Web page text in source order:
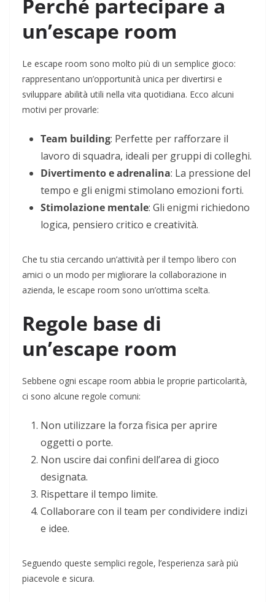
Perché partecipare a
un’escape room
Le escape room sono molto più di un semplice gioco:
rappresentano un’opportunità unica per divertirsi e
sviluppare abilità utili nella vita quotidiana. Ecco alcuni
motivi per provarle:
Team building: Perfette per rafforzare il
lavoro di squadra, ideali per gruppi di colleghi.
Divertimento e adrenalina: La pressione del
tempo e gli enigmi stimolano emozioni forti.
Stimolazione mentale: Gli enigmi richiedono
logica, pensiero critico e creatività.
Che tu stia cercando un’attività per il tempo libero con
amici o un modo per migliorare la collaborazione in
azienda, le escape room sono un’ottima scelta.
Regole base di
un’escape room
Sebbene ogni escape room abbia le proprie particolarità,
ci sono alcune regole comuni:
Non utilizzare la forza fisica per aprire
oggetti o porte.
Non uscire dai confini dell’area di gioco
designata.
Rispettare il tempo limite.
Collaborare con il team per condividere indizi
e idee.
Seguendo queste semplici regole, l’esperienza sarà più
piacevole e sicura.